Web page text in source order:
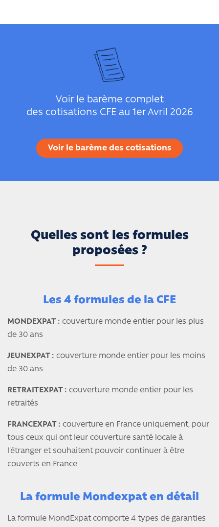
Voir le barème complet
des cotisations CFE au 1er Avril 2026
Voir le barème des cotisations
Quelles sont les formules
proposées ?
Les 4 formules de la CFE
MONDEXPAT : couverture monde entier pour les plus
de 30 ans
JEUNEXPAT : couverture monde entier pour les moins
de 30 ans
RETRAITEXPAT : couverture monde entier pour les
retraités
FRANCEXPAT : couverture en France uniquement, pour
tous ceux qui ont leur couverture santé locale à
l’étranger et souhaitent pouvoir continuer à être
couverts en France
La formule Mondexpat en détail
La formule MondExpat comporte 4 types de garanties